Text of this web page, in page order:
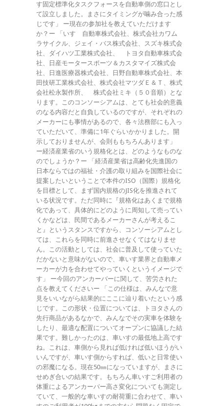
す固定標準化タスクフォースを自動車側の窓口とし
て設立しました。まさにタイミングが噛み合った感
じです」 ー現在の参加社を教えていただけます
か？ー 「いすゞ自動車株式会社、株式会社カワム
ラサイクル、ジェイ・バス株式会社、スズキ株式会
社、ダイハツ工業株式会社、 トヨタ自動車株式会
社、日産モータースポーツ＆カスタマイズ株式会
社、日進医療器株式会社、日野自動車株式会社、本
田技研工業株式会社、株式会社マツダＥ＆Ｔ、株式
会社松永製作所、 株式会社ミキ（５０音順）とな
ります。このコンソーシアムは、とても社会的意義
のなる内容だと自負しているのですが、それぞれの
メーカーにも事情があるので、各々法務部にも入っ
ていただいて、準備に1年ぐらいかかりました。開
示しておりませんが、会則ももちろんあります」
ー経済産業省のいう規格化とは、どのようなものな
のでしょうか？ー 「経済産業省は高齢化先進国の
日本ならではの福祉・介護の取り組みを国際社会に
提案したいということで本件のISO（国際）規格化
を目標として、まず国内規格のJIS化を推進されて
いる状況です。ただ同時に『規格化はあくまで規格
化であって、具体的にどのように周知して売ってい
くかなどは、民間であるメーカーさんが考えるこ
と』というスタンスですから、コンソーシアムとし
ては、これらを同時に前進させなくてはなりませ
ん。この活動としては、社会に普及して使っていた
だかないと意味がないので、車いす業界と自動車メ
ーカーが力を合わせてやっていくというイメージで
す」 ー今回のアンカーバーに関して、苦労された
点を教えてくださいー 「この仕様は、みんなで意
見をいいながら結果的にここに辿り着いたという感
じです。この形状・位置については、トヨタさんの
先行商品があるなかで、みんなでその実車を体験を
したり、最適な配置についてオープンに協議した結
果です。難しかったのは、車いすの最低地上高です
ね。これは、車側から見れば低ければ低いほうがい
いんですが、車いす側からすれば、低いと日常使い
の邪魔になる。現在50㎜になっていますが、まさに
せめぎ合いの結果です。もちろん車いすご利用者の
体重によるアンカーバー高さ変化についても測定し
ていて、一般的な車いすの耐荷重に合わせて、車い